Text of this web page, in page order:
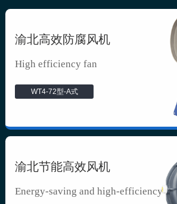
渝北高效防腐风机
High efficiency fan
WT4-72型-A式
渝北节能高效风机
Energy-saving and high-efficiency f...